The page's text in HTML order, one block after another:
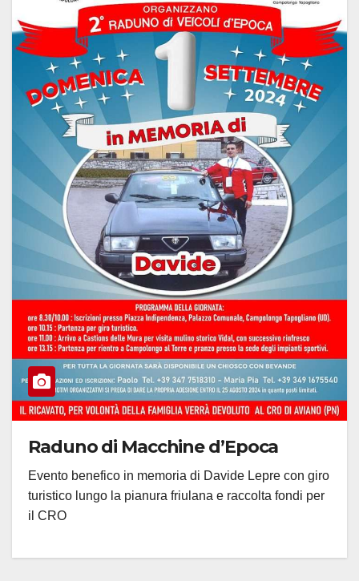
Raduno di Macchine d’Epoca
Evento benefico in memoria di Davide Lepre con giro
turistico lungo la pianura friulana e raccolta fondi per
il CRO